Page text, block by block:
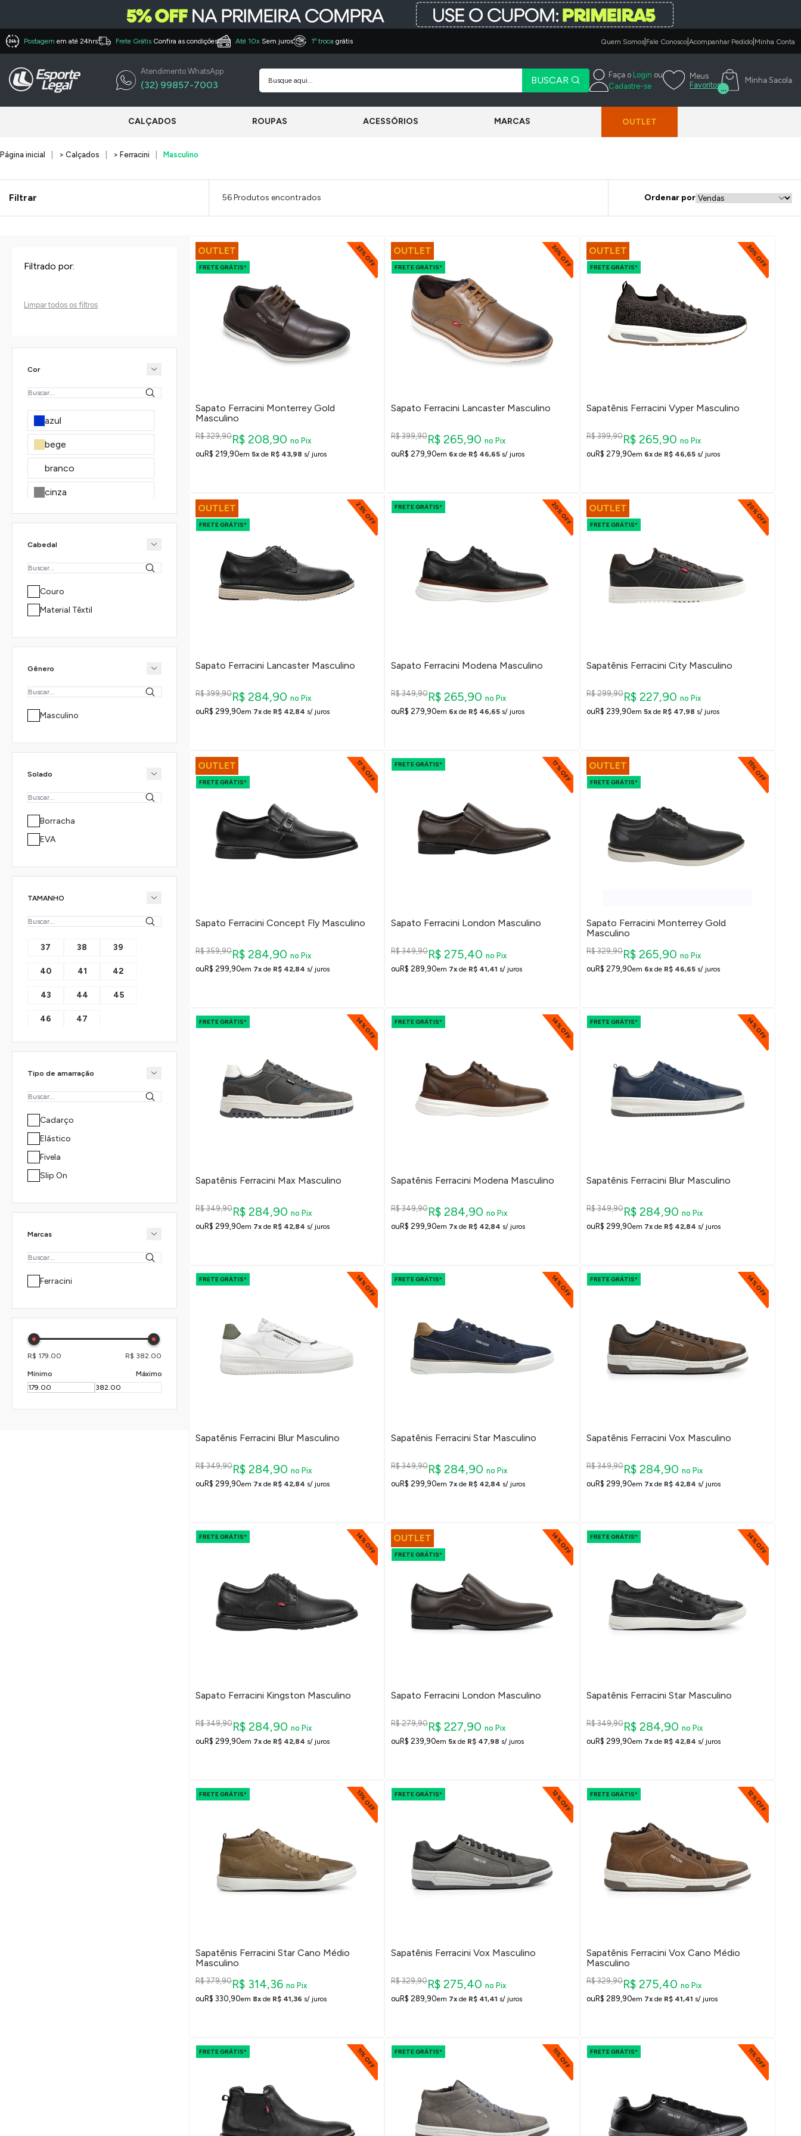
Postagem em até 24hrs Frete Grátis Confira as condições Até 10x Sem juros 1º troca grátis Quem Somos Fale Conosco Acompanhar Pedido Minha Conta
Atendimento WhatsApp
(32) 99857-7003 BUSCAR Faça o Login ou
Cadastre-se
Meus
Favoritos
Minha Sacola
...
CALÇADOS ROUPAS ACESSÓRIOS MARCAS OUTLET
Página inicial > Calçados > Ferracini Masculino
Filtrar 56 Produtos encontrados Ordenar por
Filtrado por:
Limpar todos os filtros
Cor
azul
bege
branco
cinza
marinho
preto
Cabedal
Couro
Material Têxtil
Gênero
Masculino
Solado
Borracha
EVA
TAMANHO
37 38 39
40 41 42
43 44 45
46 47
Tipo de amarração
Cadarço
Elástico
Fivela
Slip On
Marcas
Ferracini
R$ 179.00 R$ 382.00
Mínimo Máximo
OUTLET 33% OFF
FRETE GRÁTIS*
Sapato Ferracini Monterrey Gold
Masculino
R$ 329,90R$ 208,90 no Pix
R$ 219,90em 5x de R$ 43,98 s/ juros
OUTLET 30% OFF
FRETE GRÁTIS*
Sapato Ferracini Lancaster Masculino
R$ 399,90R$ 265,90 no Pix
R$ 279,90em 6xde R$ 46,65s/ juros
OUTLET 30% OFF
FRETE GRÁTIS*
Sapatênis Ferracini Vyper Masculino
R$ 399,90R$ 265,90 no Pix
R$ 279,90em 6xde R$ 46,65s/ juros
OUTLET 25% OFF
FRETE GRÁTIS*
Sapato Ferracini Lancaster Masculino
R$ 399,90R$ 284,90 no Pix
R$ 299,90em 7x de R$ 42,84 s/ juros
20% OFF
FRETE GRÁTIS*
Sapato Ferracini Modena Masculino
R$ 349,90R$ 265,90 no Pix
R$ 279,90em 6xde R$ 46,65s/ juros
OUTLET 20% OFF
FRETE GRÁTIS*
Sapatênis Ferracini City Masculino
R$ 299,90R$ 227,90 no Pix
R$ 239,90em 5xde R$ 47,98 s/ juros
OUTLET 17% OFF
FRETE GRÁTIS*
Sapato Ferracini Concept Fly Masculino
R$ 359,90R$ 284,90 no Pix
R$ 299,90em 7x de R$ 42,84 s/ juros
17% OFF
FRETE GRÁTIS*
Sapato Ferracini London Masculino
R$ 349,90R$ 275,40 no Pix
R$ 289,90em 7xde R$ 41,41 s/ juros
OUTLET 15% OFF
FRETE GRÁTIS*
Sapato Ferracini Monterrey Gold
Masculino
R$ 329,90R$ 265,90 no Pix
R$ 279,90em 6xde R$ 46,65s/ juros
14% OFF
FRETE GRÁTIS*
Sapatênis Ferracini Max Masculino
R$ 349,90R$ 284,90 no Pix
R$ 299,90em 7x de R$ 42,84 s/ juros
14% OFF
FRETE GRÁTIS*
Sapatênis Ferracini Modena Masculino
R$ 349,90R$ 284,90 no Pix
R$ 299,90em 7xde R$ 42,84 s/ juros
14% OFF
FRETE GRÁTIS*
Sapatênis Ferracini Blur Masculino
R$ 349,90R$ 284,90 no Pix
R$ 299,90em 7xde R$ 42,84 s/ juros
14% OFF
FRETE GRÁTIS*
Sapatênis Ferracini Blur Masculino
R$ 349,90R$ 284,90 no Pix
R$ 299,90em 7x de R$ 42,84 s/ juros
14% OFF
FRETE GRÁTIS*
Sapatênis Ferracini Star Masculino
R$ 349,90R$ 284,90 no Pix
R$ 299,90em 7xde R$ 42,84 s/ juros
14% OFF
FRETE GRÁTIS*
Sapatênis Ferracini Vox Masculino
R$ 349,90R$ 284,90 no Pix
R$ 299,90em 7xde R$ 42,84 s/ juros
14% OFF
FRETE GRÁTIS*
Sapato Ferracini Kingston Masculino
R$ 349,90R$ 284,90 no Pix
R$ 299,90em 7x de R$ 42,84 s/ juros
OUTLET 14% OFF
FRETE GRÁTIS*
Sapato Ferracini London Masculino
R$ 279,90R$ 227,90 no Pix
R$ 239,90em 5xde R$ 47,98 s/ juros
14% OFF
FRETE GRÁTIS*
Sapatênis Ferracini Star Masculino
R$ 349,90R$ 284,90 no Pix
R$ 299,90em 7xde R$ 42,84 s/ juros
13% OFF
FRETE GRÁTIS*
Sapatênis Ferracini Star Cano Médio
Masculino
R$ 379,90R$ 314,36 no Pix
R$ 330,90em 8x de R$ 41,36 s/ juros
12% OFF
FRETE GRÁTIS*
Sapatênis Ferracini Vox Masculino
R$ 329,90R$ 275,40 no Pix
R$ 289,90em 7xde R$ 41,41 s/ juros
12% OFF
FRETE GRÁTIS*
Sapatênis Ferracini Vox Cano Médio
Masculino
R$ 329,90R$ 275,40 no Pix
R$ 289,90em 7xde R$ 41,41 s/ juros
11% OFF
FRETE GRÁTIS* 11% OFF
FRETE GRÁTIS* 11% OFF
FRETE GRÁTIS*